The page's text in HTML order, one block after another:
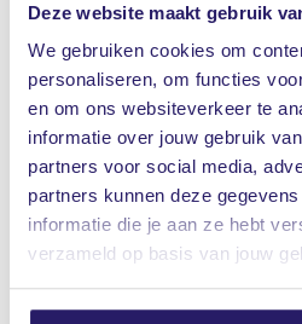
Deze website maakt gebruik
We gebruiken cookies om
personaliseren, om functies
en om ons websiteverkeer te
informatie over jouw gebruik
partners voor social media,
partners kunnen deze
informatie die je aan ze hebt
verzameld op basis van jouw
u alle, voor de koper,
claims achteraf te
omschrijven wij vooraf
zaken, zoals gebreken,
bestemmingsplannen en
Achteraf is er dan geen
De beste prijs
De onderhandeling over de